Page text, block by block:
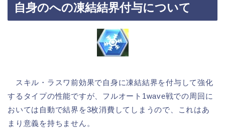
自身のへの凍結結界付与について
スキル・ラスワ前効果で自身に凍結結界を付与して強化
するタイプの性能ですが、フルオート1wave戦での周回に
おいては自動で結界を3枚消費してしまうので、これはあ
まり意義を持ちません。